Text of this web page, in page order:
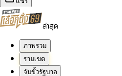
ล่าสุด
ภาพรวม
รายเขต
จับขั้วรัฐบาล